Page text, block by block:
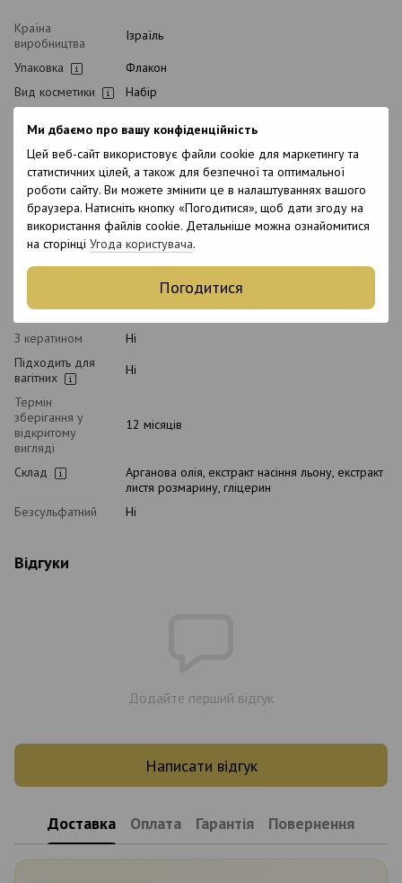
Ми дбаємо про вашу конфіденційність
Цей веб-сайт використовує файли cookie для маркетингу та
статистичних цілей, а також для безпечної та оптимальної
роботи сайту. Ви можете змінити це в налаштуваннях вашого
браузера. Натисніть кнопку «Погодитися», щоб дати згоду на
використання файлів cookie. Детальніше можна ознайомитися
на сторінці Угода користувача.
Погодитися
Країна
виробництва
Ізраїль
Упаковка
Флакон
Вид косметики
Набір
догляду
Післяпроцедурний, Щоденний
Класифікація
косметики
Професійна
Тип волосся
Всі типи волосся, Неслухняне, Пофарбоване,
Пошкоджене, Блонд, Освітлене, Сухе, Пористе
Тип шкіри
голови
Всі типи шкіри
Призначення
Зволоження
18+
З кератином
Ні
Підходить для
вагітних
Ні
Термін
зберігання у
відкритому
вигляді
12 місяців
Склад
Арганова олія, екстракт насіння льону, екстракт
листя розмарину, гліцерин
Безсульфатний
Ні
Відгуки
Додайте перший відгук
Написати відгук
Доставка Оплата Гарантія Повернення